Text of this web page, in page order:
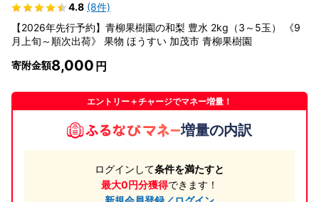
4.8 (8件)
【2026年先行予約】青柳果樹園の和梨 豊水 2kg（3～5玉） 《9
月上旬～順次出荷》 果物 ほうすい 加茂市 青柳果樹園
寄附金額8,000
エントリー＋チャージでマネー増量！
増量の内訳
ログインして条件を満たすと
最大0円分獲得できます！